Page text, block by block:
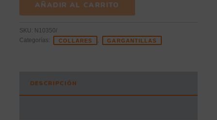
AÑADIR AL CARRITO
SKU: N10350/
Categorías:
COLLARES , GARGANTILLAS
DESCRIPCIÓN